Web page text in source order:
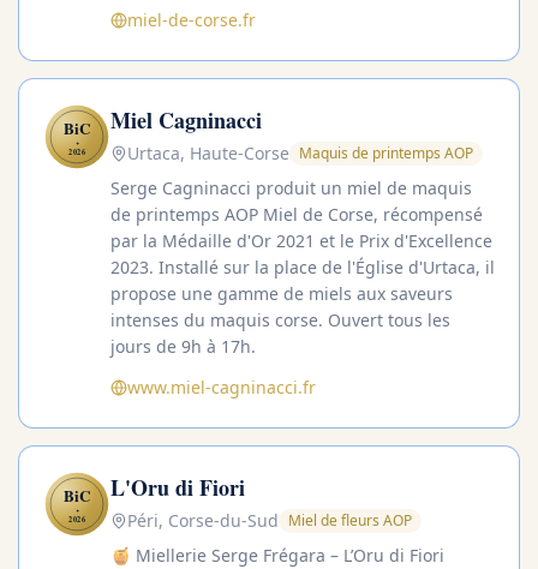
miel-de-corse.fr
BiC
✦
2026
Miel Cagninacci
Urtaca, Haute-Corse Maquis de printemps AOP
Serge Cagninacci produit un miel de maquis
de printemps AOP Miel de Corse, récompensé
par la Médaille d'Or 2021 et le Prix d'Excellence
2023. Installé sur la place de l'Église d'Urtaca, il
propose une gamme de miels aux saveurs
intenses du maquis corse. Ouvert tous les
jours de 9h à 17h.
www.miel-cagninacci.fr
BiC
✦
2026
L'Oru di Fiori
Péri, Corse-du-Sud Miel de fleurs AOP
🍯 Miellerie Serge Frégara – L’Oru di Fiori